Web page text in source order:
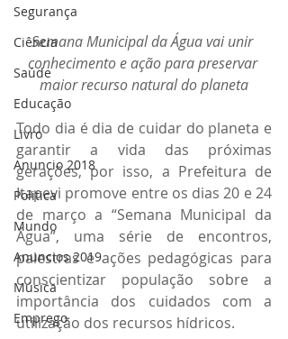
Segurança
Ciência
Saúde
Educação
Livro
Anuncio 2018
Politica
Mundo
Anuncios 2019
Música
Emprego
Semana Municipal da Água vai unir
conhecimento e ação para preservar
maior recurso natural do planeta
Todo dia é dia de cuidar do planeta e
garantir a vida das próximas
gerações, por isso, a Prefeitura de
Itapevi promove entre os dias 20 e 24
de março a “Semana Municipal da
Água”, uma série de encontros,
palestras e ações pedagógicas para
conscientizar população sobre a
importância dos cuidados com a
utilização dos recursos hídricos.